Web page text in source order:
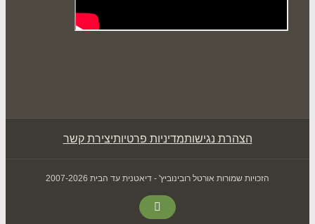
הצהרת נגישותמדיניות פרטיות יצירת קשר
הזכויות שמורות אורטל רובינוביץ' - דיאטנית עד הבית 2007-2026
Facebook